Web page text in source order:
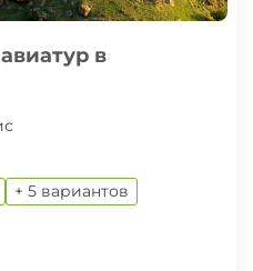
в
+ 5 вариантов